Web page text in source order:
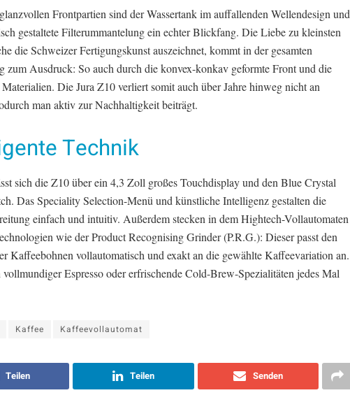
Frontpartien sind der Wassertank im auffallenden Wellendesign und
gestaltete Filterummantelung ein echter Blickfang. Die Liebe zu kleinsten
die Schweizer Fertigungskunst auszeichnet, kommt in der gesamten
zum Ausdruck: So auch durch die konvex-konkav geformte Front und die
Die Jura Z10 verliert somit auch über Jahre hinweg nicht an
man aktiv zur Nachhaltigkeit beiträgt.
Technik
sich die Z10 über ein 4,3 Zoll großes Touchdisplay und den Blue Crystal
Das Speciality Selection-Menü und künstliche Intelligenz gestalten die
einfach und intuitiv. Außerdem stecken in dem Hightech-Vollautomaten
wie der Product Recognising Grinder (P.R.G.): Dieser passt den
Kaffeebohnen vollautomatisch und exakt an die gewählte Kaffeevariation an.
vollmundiger Espresso oder erfrischende Cold-Brew-Spezialitäten jedes Mal
Kaffee Kaffeevollautomat
Teilen Teilen Senden